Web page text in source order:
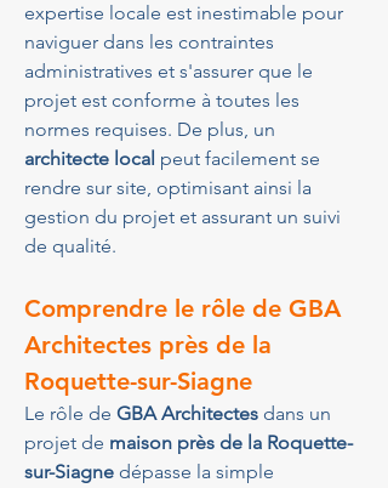
expertise locale est inestimable pour
naviguer dans les contraintes
administratives et s'assurer que le
projet est conforme à toutes les
normes requises. De plus, un
architecte local peut facilement se
rendre sur site, optimisant ainsi la
gestion du projet et assurant un suivi
de qualité.
Comprendre le rôle de GBA
Architectes près de la
Roquette-sur-Siagne
Le rôle de GBA Architectes dans un
projet de maison près de la Roquette-
sur-Siagne dépasse la simple